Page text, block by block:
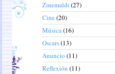
Zinemaldi (27)
Cine(20)
Música(16)
Oscars(13)
Anuncio (11)
Reflexión (11)